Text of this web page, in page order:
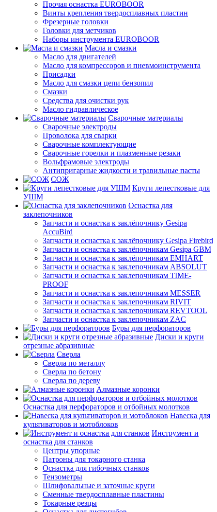
Прочая оснастка EUROBOOR
Винты крепления твердосплавных пластин
Фрезерные головки
Головки для метчиков
Наборы инструмента EUROBOOR
Масла и смазки
Масло для двигателей
Масло для компрессоров и пневмоинструмента
Присадки
Масло для смазки цепи бензопил
Смазки
Средства для очистки рук
Масло гидравлическое
Сварочные материалы
Сварочные электроды
Проволока для сварки
Сварочные комплектующие
Сварочные горелки и плазменные резаки
Вольфрамовые электроды
Антипригарные жидкости и травильные пасты
СОЖ
Круги лепестковые для
УШМ
Оснастка для
заклепочников
Запчасти и оснастка к заклёпочнику Gesipa
AccuBird
Запчасти и оснастка к заклёпочнику Gesipa Firebird
Запчасти и оснастка к заклёпочникам Gesipa GBM
Запчасти и оснастка к заклёпочникам EMHART
Запчасти и оснастка к заклепочникам ABSOLUT
Запчасти и оснастка к заклепочникам TIME-
PROOF
Запчасти и оснастка к заклепочникам MESSER
Запчасти и оснастка к заклепочникам RIVIT
Запчасти и оснастка к заклепочникам REVTOOL
Запчасти и оснастка к заклепочникам ZAC
Буры для перфораторов
Диски и круги
отрезные абразивные
Сверла
Сверла по металлу
Сверла по бетону
Сверла по дереву
Алмазные коронки
Оснастка для перфораторов и отбойных молотков
Навеска для
культиваторов и мотоблоков
Инструмент и
оснастка для станков
Центры упорные
Патроны для токарного станка
Оснастка для гибочных станков
Тензометры
Шлифовальные и заточные круги
Сменные твердосплавные пластины
Токарные резцы